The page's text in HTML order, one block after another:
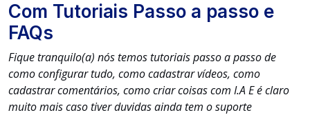
Com Tutoriais Passo a passo e
FAQs
Fique tranquilo(a) nós temos tutoriais passo a passo de
como configurar tudo, como cadastrar vídeos, como
cadastrar comentários, como criar coisas com I.A E é claro
muito mais caso tiver duvidas ainda tem o suporte